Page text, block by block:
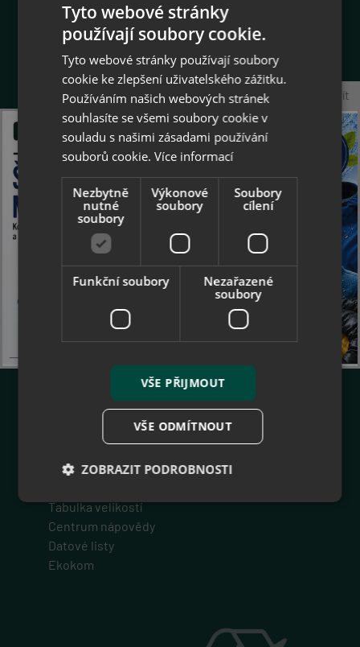
O firmě
Gemini Plus v.o.s.
Jarošovská 1162
377 01 Jindřichův Hradec
Společnost je zapsána v obchodním rejstříku
vedeném Krajským soudem v Českých
Budějovicích
oddíl A, vložka 2598
+420 602 625 621
Po - Pá 8:00 - 15:00 hod.
collonil@collonil.cz
Zákaznické menu
Jak nakupovat - B2B
Obchodní podmínky
Odstoupit od smlouvy
Ochrana osobních údajů
Tabulka velikostí
Centrum nápovědy
Datové listy
Ekokom
Zavřít
Tyto webové stránky
používají soubory cookie.
Tyto webové stránky používají soubory
cookie ke zlepšení uživatelského zážitku.
Používáním našich webových stránek
souhlasíte se všemi soubory cookie v
souladu s našimi zásadami používání
souborů cookie. Více informací
Nezbytně
nutné
soubory
Výkonové
soubory
Soubory
cílení
Funkční soubory
Nezařazené
soubory
VŠE PŘIJMOUT
VŠE ODMÍTNOUT
ZOBRAZIT PODROBNOSTI
Nezbytně nutné soubory
Soubory cílení
uživatele a správa účtu. Webové stránky nelze bez